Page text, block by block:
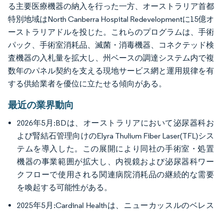
る主要医療機器の納入を行った一方、オーストラリア首都
特別地域はNorth Canberra Hospital Redevelopmentに15億オ
ーストラリアドルを投じた。これらのプログラムは、手術
パック、手術室消耗品、滅菌・消毒機器、コネクテッド検
査機器の入札量を拡大し、州ベースの調達システム内で複
数年のパネル契約を支える現地サービス網と運用規律を有
する供給業者を優位に立たせる傾向がある。
最近の業界動向
2026年5月:BDは、オーストラリアにおいて泌尿器科お
よび腎結石管理向けのElyra Thulium Fiber Laser(TFL)シス
テムを導入した。この展開により同社の手術室・処置
機器の事業範囲が拡大し、内視鏡および泌尿器科ワー
クフローで使用される関連病院消耗品の継続的な需要
を喚起する可能性がある。
2025年5月:Cardinal Healthは、ニューカッスルのベレス